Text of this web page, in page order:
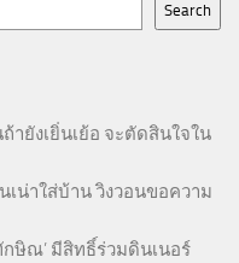
Search
ายังเยิ่นเย้อ จะตัดสินใจใน
เน่าใส่บ้าน วิงวอนขอความ
ทักษิณ’ มีสิทธิ์ร่วมดินเนอร์